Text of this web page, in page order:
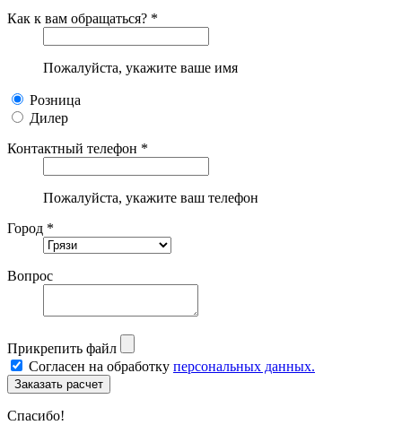
Как к вам обращаться? *
Пожалуйста, укажите ваше имя
Розница
Дилер
Контактный телефон *
Пожалуйста, укажите ваш телефон
Город *
Вопрос
Прикрепить файл
Согласен на обработку персональных данных.
Спасибо!